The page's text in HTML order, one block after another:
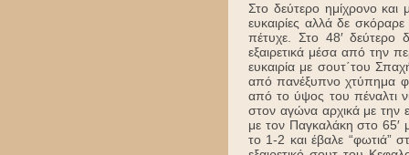
Στο δεύτερο ημίχρονο και
ευκαιρίες αλλά δε
πέτυχε. Στο 48′ δεύτερο
εξαιρετικά μέσα από την
ευκαιρία με σουτ΄του
από πανέξυπνο χτύπημα
από το ύψος του πέναλτι
στον αγώνα αρχικά με την
με τον Παγκαλάκη στο 65′
το 1-2 και έβαλε “φωτιά”